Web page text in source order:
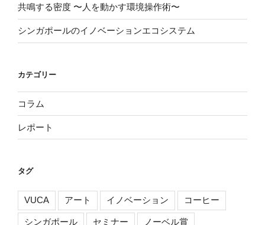
共鳴する密度 〜人を動かす環境操作術〜
シンガポールのイノベーションエコシステム
カテゴリー
コラム
レポート
タグ
VUCA アート イノベーション コーヒー
シンガポール セミナー ノーベル賞